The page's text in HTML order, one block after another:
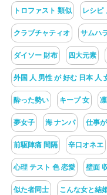
トロファスト 類似 レシピ
クラブチャティオ サムハ
ダイソー 財布 四大元素
外国 人 男性 が 好む 日本 人
酔った勢い キープ 女
夢女子 海 ナンパ 仕事
前駆陣痛 間隔 辛口オネエ
心理 テスト 色 恋愛 壁面
似た者同士 こんな女と結